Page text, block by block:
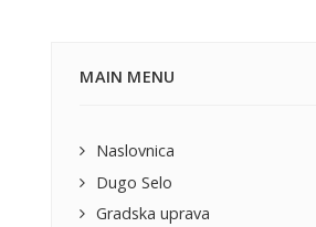
MAIN MENU
Naslovnica
Dugo Selo
Gradska uprava